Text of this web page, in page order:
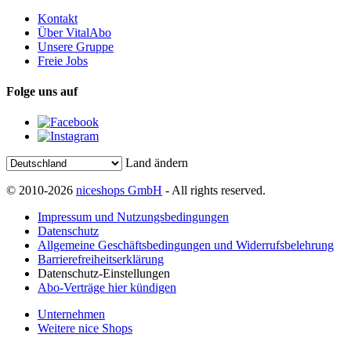
Kontakt
Über VitalAbo
Unsere Gruppe
Freie Jobs
Folge uns auf
Land ändern
© 2010-2026 niceshops GmbH - All rights reserved.
Impressum und Nutzungsbedingungen
Datenschutz
Allgemeine Geschäftsbedingungen und Widerrufsbelehrung
Barrierefreiheitserklärung
Datenschutz-Einstellungen
Abo-Verträge hier kündigen
Unternehmen
Weitere nice Shops